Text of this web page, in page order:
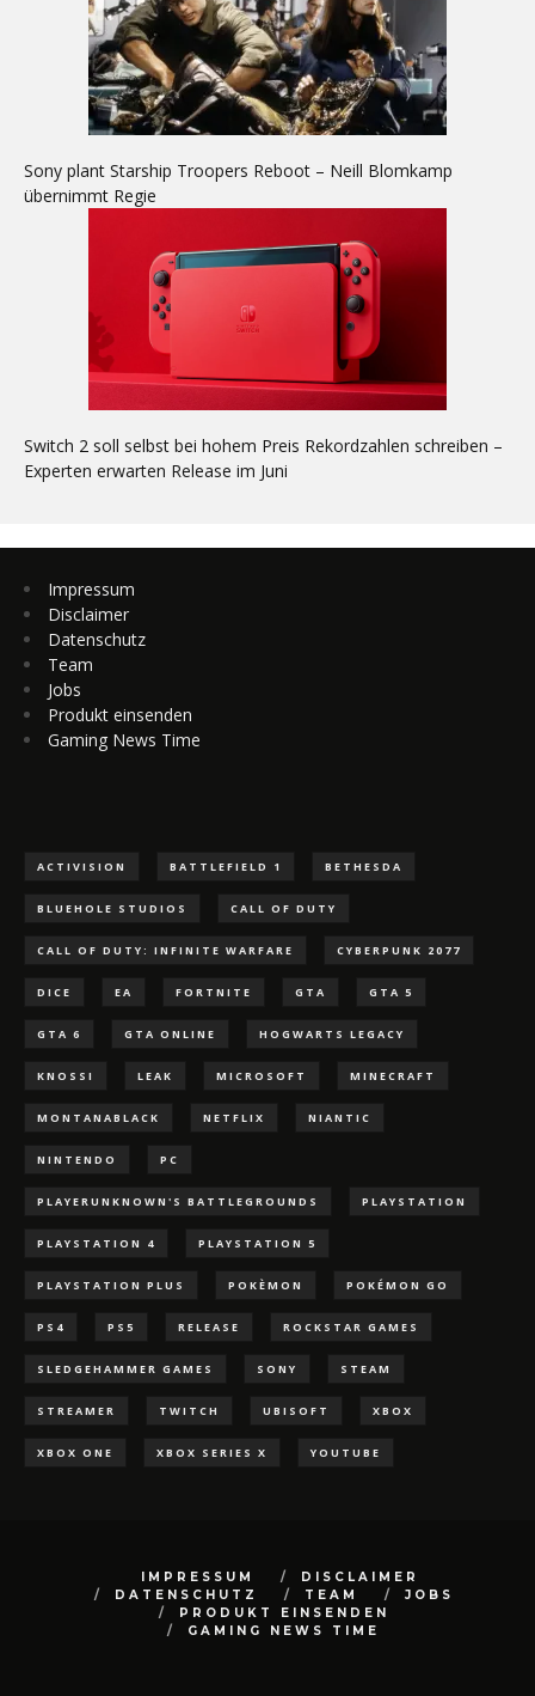
Sony plant Starship Troopers Reboot – Neill Blomkamp
übernimmt Regie
Switch 2 soll selbst bei hohem Preis Rekordzahlen schreiben –
Experten erwarten Release im Juni
Impressum
Disclaimer
Datenschutz
Team
Jobs
Produkt einsenden
Gaming News Time
ACTIVISION BATTLEFIELD 1 BETHESDA
BLUEHOLE STUDIOS CALL OF DUTY
CALL OF DUTY: INFINITE WARFARE CYBERPUNK 2077
DICE EA FORTNITE GTA GTA 5
GTA 6 GTA ONLINE HOGWARTS LEGACY
KNOSSI LEAK MICROSOFT MINECRAFT
MONTANABLACK NETFLIX NIANTIC
NINTENDO PC
PLAYERUNKNOWN'S BATTLEGROUNDS PLAYSTATION
PLAYSTATION 4 PLAYSTATION 5
PLAYSTATION PLUS POKÈMON POKÉMON GO
PS4 PS5 RELEASE ROCKSTAR GAMES
SLEDGEHAMMER GAMES SONY STEAM
STREAMER TWITCH UBISOFT XBOX
XBOX ONE XBOX SERIES X YOUTUBE
IMPRESSUM
DISCLAIMER
DATENSCHUTZ
TEAM
JOBS
PRODUKT EINSENDEN
GAMING NEWS TIME